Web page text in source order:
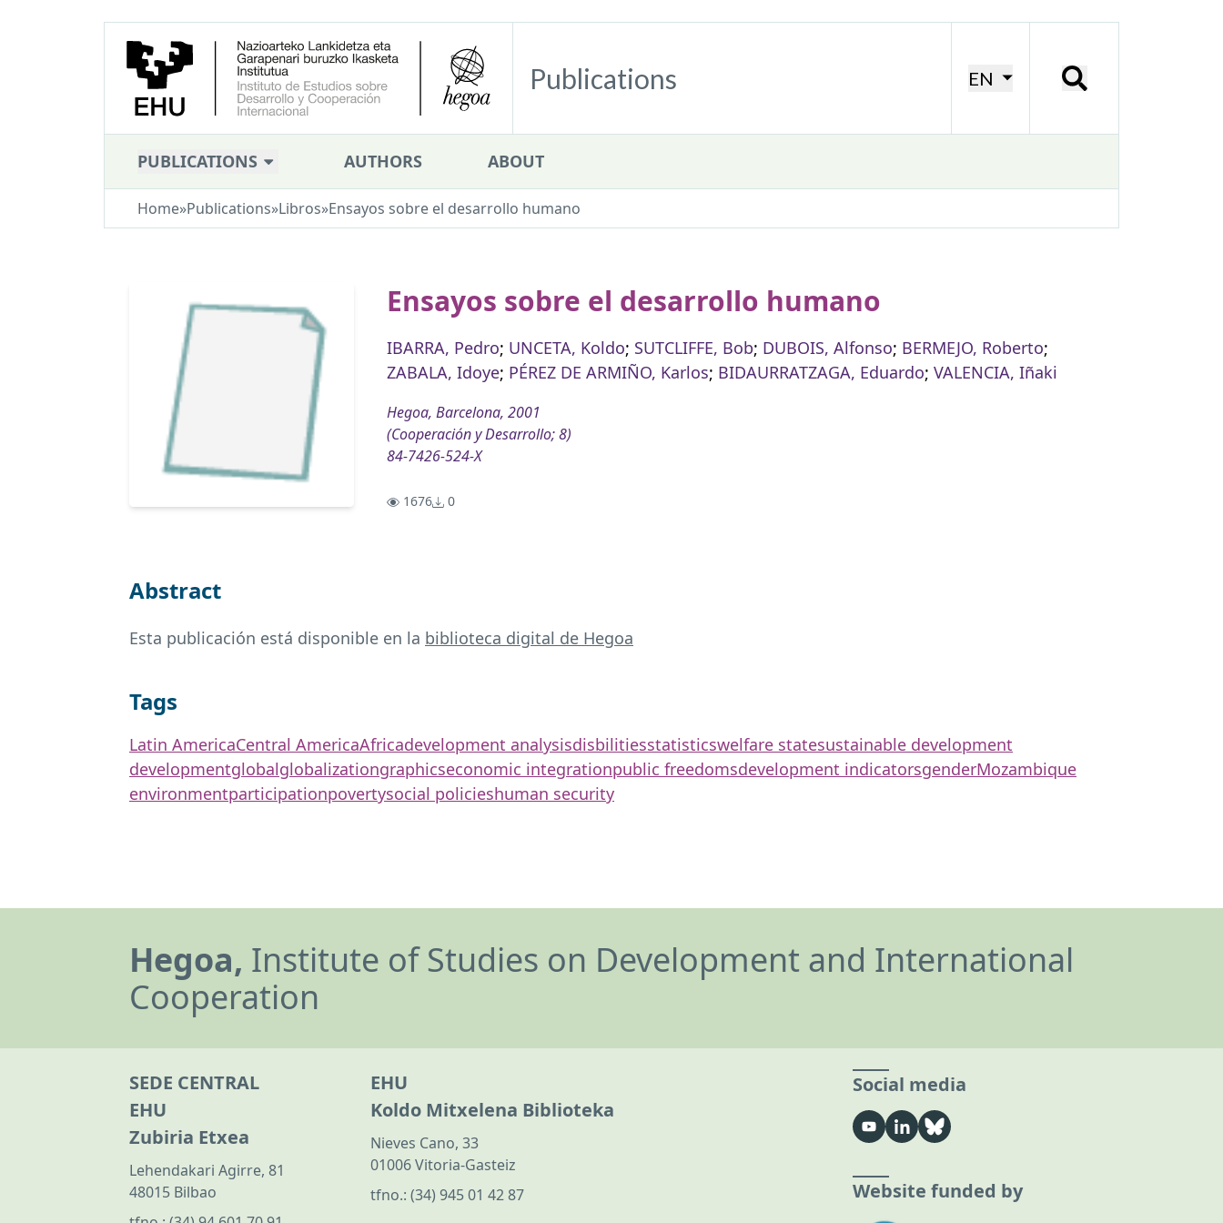
Publications EN
PUBLICATIONS AUTHORS ABOUT
Home»Publications»Libros»Ensayos sobre el desarrollo humano
Ensayos sobre el desarrollo humano
IBARRA, Pedro; UNCETA, Koldo; SUTCLIFFE, Bob; DUBOIS, Alfonso; BERMEJO, Roberto;
ZABALA, Idoye; PÉREZ DE ARMIÑO, Karlos; BIDAURRATZAGA, Eduardo; VALENCIA, Iñaki
Hegoa, Barcelona, 2001
(Cooperación y Desarrollo; 8)
84-7426-524-X
1676 0
Abstract
Esta publicación está disponible en la biblioteca digital de Hegoa
Tags
Latin AmericaCentral AmericaAfricadevelopment analysisdisbilitiesstatisticswelfare statesustainable development
developmentglobalglobalizationgraphicseconomic integrationpublic freedomsdevelopment indicatorsgenderMozambique
environmentparticipationpovertysocial policieshuman security
Hegoa, Institute of Studies on Development and International
Cooperation
SEDE CENTRAL
EHU
Zubiria Etxea
Lehendakari Agirre, 81
48015 Bilbao
EHU
Koldo Mitxelena Biblioteka
Nieves Cano, 33
01006 Vitoria-Gasteiz
tfno.: (34) 945 01 42 87
Social media
Website funded by